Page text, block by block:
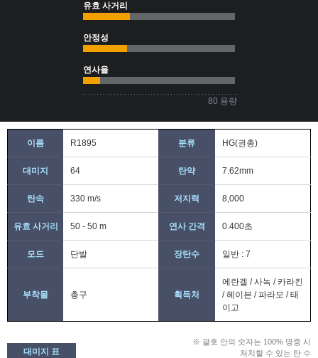
유효 사거리
안정성
연사율
80 용량
이름 R1895 분류 HG(권총)
대미지 64 탄약 7.62mm
탄속 330 m/s 저지력 8,000
유효 사거리 50 - 50 m 연사 간격 0.400초
모드 단발 장탄수 일반 : 7
부착물 총구 획득처
에란겔 / 사녹 / 카라킨
/ 헤이븐 / 파라모 / 태
이고
대미지 표
※ 괄호 안의 숫자는 100% 명중 시
처치할 수 있는 탄 수